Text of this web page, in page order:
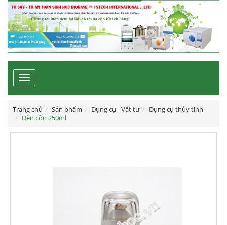
Toggle
navigation
Trang chủ Sản phẩm Dụng cụ - Vật tư
Dụng cụ thủy tinh
Đèn cồn 250ml